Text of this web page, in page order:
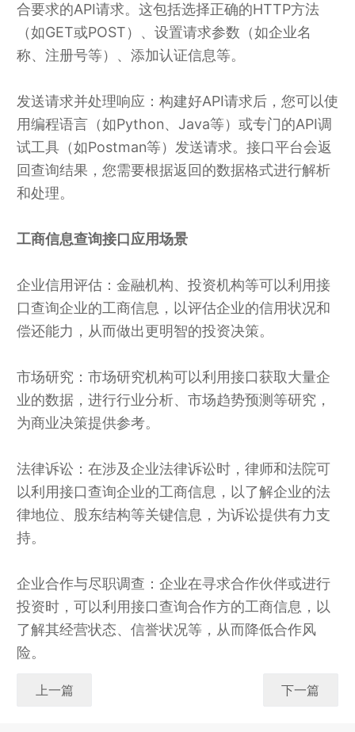
合要求的API请求。这包括选择正确的HTTP方法
（如GET或POST）、设置请求参数（如企业名
称、注册号等）、添加认证信息等。
发送请求并处理响应：构建好API请求后，您可以使
用编程语言（如Python、Java等）或专门的API调
试工具（如Postman等）发送请求。接口平台会返
回查询结果，您需要根据返回的数据格式进行解析
和处理。
工商信息查询接口应用场景
企业信用评估：金融机构、投资机构等可以利用接
口查询企业的工商信息，以评估企业的信用状况和
偿还能力，从而做出更明智的投资决策。
市场研究：市场研究机构可以利用接口获取大量企
业的数据，进行行业分析、市场趋势预测等研究，
为商业决策提供参考。
法律诉讼：在涉及企业法律诉讼时，律师和法院可
以利用接口查询企业的工商信息，以了解企业的法
律地位、股东结构等关键信息，为诉讼提供有力支
持。
企业合作与尽职调查：企业在寻求合作伙伴或进行
投资时，可以利用接口查询合作方的工商信息，以
了解其经营状态、信誉状况等，从而降低合作风
险。
上一篇 下一篇